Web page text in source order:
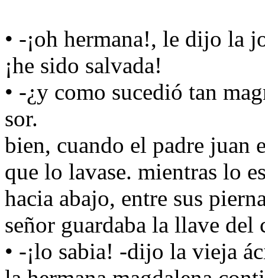
• -¡oh hermana!, le dijo la
¡he sido salvada!
• -¿y como sucedió tan
sor.
bien, cuando el padre juan
que lo lavase. mientras lo
hacia abajo, entre sus
señor guardaba la llave del
• -¡lo sabia! -dijo la vieja